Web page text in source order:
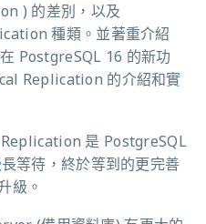
) 的差別，以及
種類。並著重介紹
PostgreSQL 16 的新功
Replication 的介紹和實
是 PostgreSQL
等待，終於等到的更完善
級。